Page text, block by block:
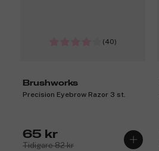
(40)
Brushworks
Precision Eyebrow Razor 3 st.
65 kr
Tidigare 82 kr